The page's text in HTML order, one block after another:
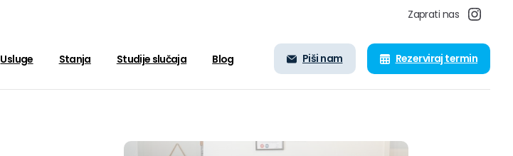
Zaprati nas
Usluge Stanja Studije slučaja Blog Piši nam Rezerviraj termin